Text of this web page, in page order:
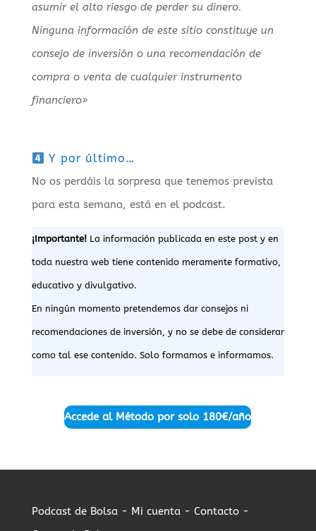
asumir el alto riesgo de perder su dinero.
Ninguna información de este sitio constituye un
consejo de inversión o una recomendación de
compra o venta de cualquier instrumento
financiero»
Y por último…
No os perdáis la sorpresa que tenemos prevista
para esta semana, está en el podcast.
¡Importante! La información publicada en este post y en
toda nuestra web tiene contenido meramente formativo,
educativo y divulgativo.
En ningún momento pretendemos dar consejos ni
recomendaciones de inversión, y no se debe de considerar
como tal ese contenido. Solo formamos e informamos.
Accede al Método por solo 180€/año
Podcast de Bolsa - Mi cuenta - Contacto -